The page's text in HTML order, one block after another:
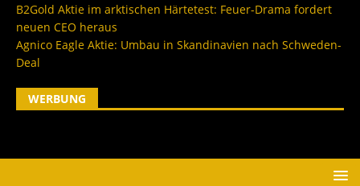
B2Gold Aktie im arktischen Härtetest: Feuer-Drama fordert
neuen CEO heraus
Agnico Eagle Aktie: Umbau in Skandinavien nach Schweden-
Deal
WERBUNG